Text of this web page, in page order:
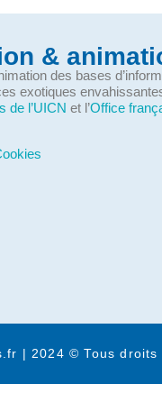
&
des bases
exotiques
de l’UICN et l’Office
| 2024 © Tous droits